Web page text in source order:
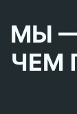
МЫ
ЧЕМ